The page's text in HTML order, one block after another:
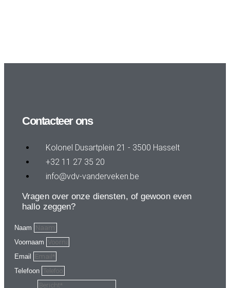
Contacteer ons
Kolonel Dusartplein 21 - 3500 Hasselt
+32 11 27 35 20
info@vdv-vanderveken.be
Vragen over onze diensten, of gewoon even
hallo zeggen?
Naam
Voornaam
Email
Telefoon